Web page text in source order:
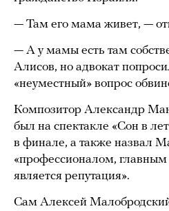
— Там его мама живет, —
— А у мамы есть там
Алисов, но адвокат
«неуместный» вопрос
Композитор Александр
был на спектакле «Сон в
в финале, а также назвал
«профессионалом, главным
является репутация».
Сам Алексей Малобродский